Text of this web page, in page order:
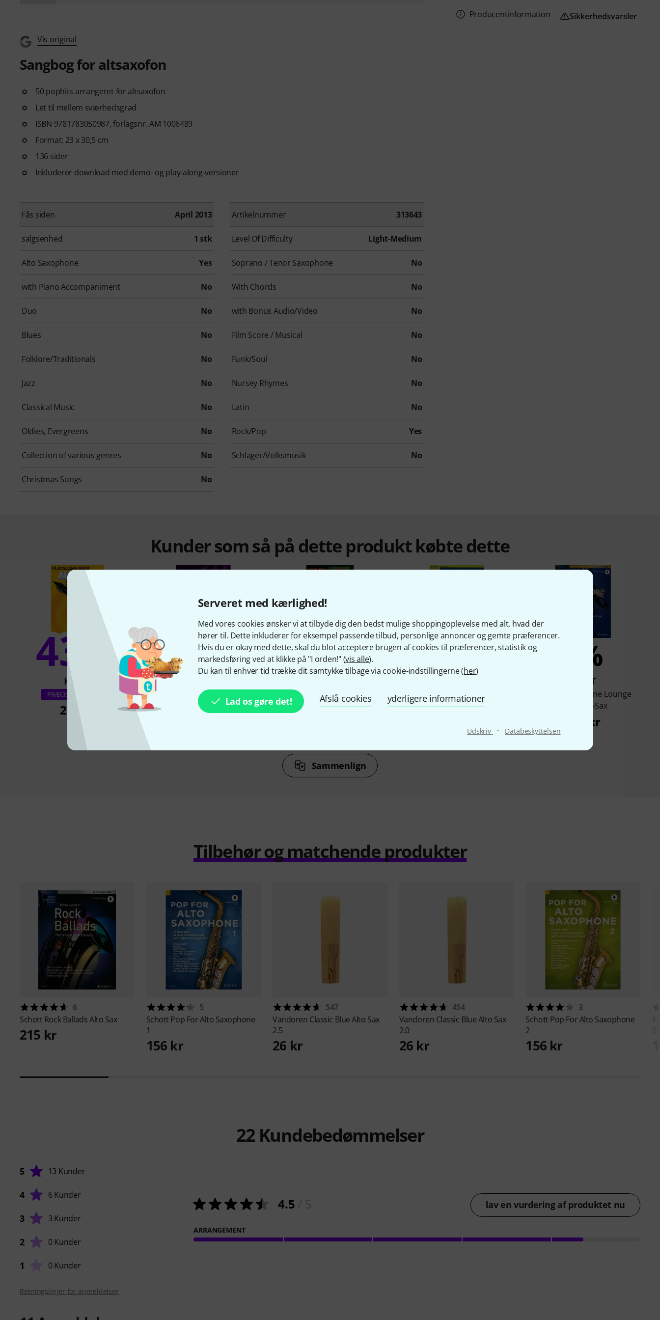
Serveret med kærlighed!
Med vores cookies ønsker vi at tilbyde dig den bedst mulige shoppingoplevelse med alt, hvad der
hører til. Dette inkluderer for eksempel passende tilbud, personlige annoncer og gemte præferencer.
Hvis du er okay med dette, skal du blot acceptere brugen af cookies til præferencer, statistik og
markedsføring ved at klikke på "I orden!" (vis alle).
Du kan til enhver tid trække dit samtykke tilbage via cookie-indstillingerne (her)
Lad os gøre det! Afslå cookies yderligere informationer
Udskriv · Databeskyttelsen
Vis original
Sangbog for altsaxofon
50 pophits arrangeret for altsaxofon
Let til mellem sværhedsgrad
ISBN 9781783050987, forlagsnr. AM 1006489
Format: 23 x 30,5 cm
136 sider
Inkluderer download med demo- og play-along-versioner
Fås siden April 2013 Artikelnummer 313643
salgsenhed 1 stk Level Of Difficulty Light-Medium
Alto Saxophone Yes Soprano / Tenor Saxophone No
with Piano Accompaniment No With Chords No
Duo No with Bonus Audio/Video No
Blues No Film Score / Musical No
Folklore/Traditionals No Funk/Soul No
Jazz No Nursey Rhymes No
Classical Music No Latin No
Oldies, Evergreens No Rock/Pop Yes
Collection of various genres No Schlager/Volksmusik No
Christmas Songs No
Producentinformation Sikkerhedsvarsler
Kunder som så på dette produkt købte dette
43%
KØBT
PRÆCIS DENNE VARE
225 kr
8%
Hal Leonard 50 Songs You
Should Sax.
4%
Musikverlag Hildner 100 Hits
für Bb & Eb
4%
Alfred Music Publishing
Ultimate Movie Solos A-Sax
3%
KØBT
Schott Saxophone Lounge
Best Of A-Sax
215 kr
Sammenlign
Tilbehør og matchende produkter
6
Schott Rock Ballads Alto Sax
215 kr
5
Schott Pop For Alto Saxophone
1
156 kr
547
Vandoren Classic Blue Alto Sax
2.5
26 kr
454
Vandoren Classic Blue Alto Sax
2.0
26 kr
3
Schott Pop For Alto Saxophone
2
156 kr
22Kundebedømmelser
5 13 Kunder
4 6 Kunder
3 3 Kunder
2 0 Kunder
1 0 Kunder
4.5 lav en vurdering af produktet nu
ARRANGEMENT
Retningslinjer for anmeldelser